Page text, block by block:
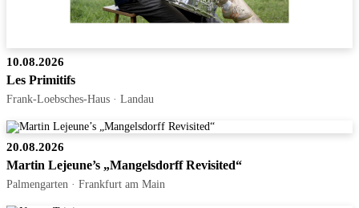
10.08.2026
Les Primitifs
Frank-Loebsches-Haus · Landau
20.08.2026
Martin Lejeune’s „Mangelsdorff Revisited“
Palmengarten · Frankfurt am Main